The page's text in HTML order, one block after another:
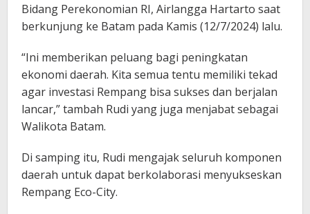
Bidang Perekonomian RI, Airlangga Hartarto saat
berkunjung ke Batam pada Kamis (12/7/2024) lalu.
“Ini memberikan peluang bagi peningkatan
ekonomi daerah. Kita semua tentu memiliki tekad
agar investasi Rempang bisa sukses dan berjalan
lancar,” tambah Rudi yang juga menjabat sebagai
Walikota Batam.
Di samping itu, Rudi mengajak seluruh komponen
daerah untuk dapat berkolaborasi menyukseskan
Rempang Eco-City.